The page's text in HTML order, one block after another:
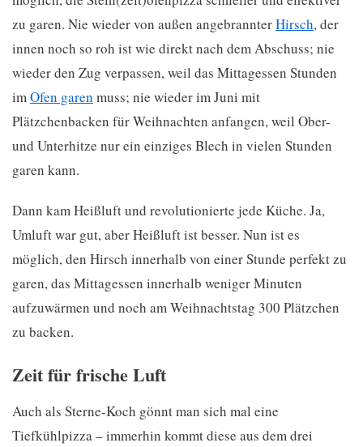
zu garen. Nie wieder von außen angebrannterHirsch, der
innen noch so roh ist wie direkt nach dem Abschuss; nie
wieder den Zug verpassen, weil das Mittagessen Stunden
imOfen garen muss; nie wieder im Juni mit
Plätzchenbacken für Weihnachten anfangen, weil Ober-
und Unterhitze nur ein einziges Blech in vielen Stunden
garen kann.
Dann kam Heißluft und revolutionierte jede Küche. Ja,
Umluft war gut, aber Heißluft ist besser. Nun ist es
möglich, den Hirsch innerhalb von einer Stunde perfekt zu
garen, das Mittagessen innerhalb weniger Minuten
aufzuwärmen und noch am Weihnachtstag 300 Plätzchen
zu backen.
Zeit für frische Luft
Auch als Sterne-Koch gönnt man sich mal eine
Tiefkühlpizza – immerhin kommt diese aus dem drei